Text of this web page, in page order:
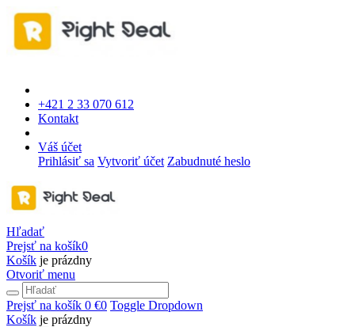
+421 2 33 070 612
Kontakt
Váš účet
Prihlásiť sa Vytvoriť účet Zabudnuté heslo
Hľadať
Prejsť na košík0
Košík je prázdny
Otvoriť menu
Prejsť na košík 0 €0 Toggle Dropdown
Košík je prázdny